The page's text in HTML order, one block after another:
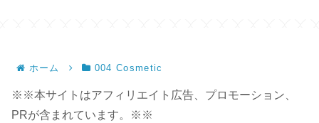
ホーム 004 Cosmetic
※※本サイトはアフィリエイト広告、プロモーション、
PRが含まれています。※※